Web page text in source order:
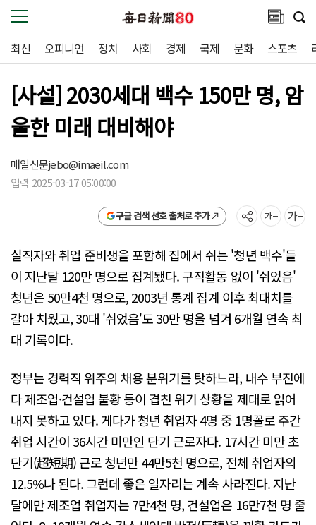
최신 오피니언 정치 사회 경제 국제 문화 스포츠
[사설] 2030세대 백수 150만 명, 암
울한 미래 대비해야
매일신문jebo@imaeil.com
입력 2025-03-17 05:00:00
구글 검색 선호 출처로 추가
실직자와 취업 준비생을 포함해 집에서 쉬는 '청년 백수'들
이 지난달 120만 명으로 집계됐다. 구직활동 없이 '쉬었음'
청년은 50만4천 명으로, 2003년 통계 집계 이후 최대치를
갈아 치웠고, 30대 '쉬었음'도 30만 명을 넘겨 6개월 연속 최
대 기록이다.
정부는 경력직 위주의 채용 분위기를 탓하느라, 내수 부진에
다 제조업·건설업 불황 등이 겹친 위기 상황을 제대로 읽어
내지 못하고 있다. 게다가 청년 취업자 4명 중 1명꼴로 주간
취업 시간이 36시간 미만인 단기 근로자다. 17시간 미만 초
단기(超短期) 근로 청년만 44만5천 명으로, 전체 취업자의
12.5%나 된다. 그런데 좋은 일자리는 계속 사라진다. 지난
달에만 제조업 취업자는 7만4천 명, 건설업은 16만7천 명 줄